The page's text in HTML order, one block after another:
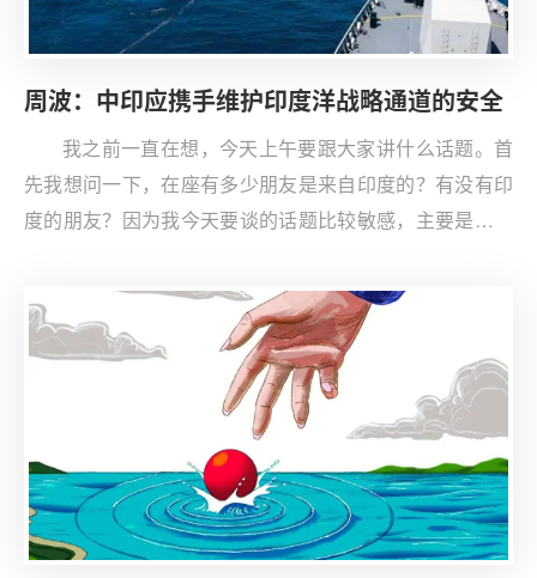
周波：中印应携手维护印度洋战略通道的安全
我之前一直在想，今天上午要跟大家讲什么话题。首
先我想问一下，在座有多少朋友是来自印度的？有没有印
度的朋友？因为我今天要谈的话题比较敏感，主要是讲中
友来说，这个议题应该尤其有意义；当然，对其他朋友来
说，了解中国是如何思考这些问题的，也会很有帮助。